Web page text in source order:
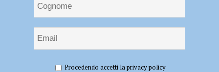
Piacenza vince 82-46 l’amichevole con Fiorenzuola
Procedendo accetti la privacy policy